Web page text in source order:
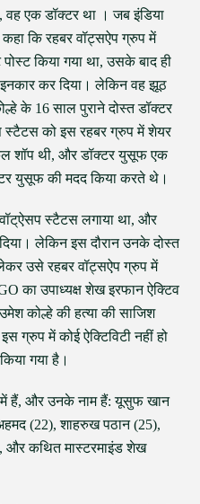
वह एक डॉक्टर था । जब इंडिया
कहा कि रहबर वॉट्सऐप ग्रुप में
किया गया था, उसके बाद ही
कर दिया। लेकिन वह झूठ
के 16 साल पुराने दोस्त डॉक्टर
को इस रहबर ग्रुप में शेयर
शॉप थी, और डॉक्टर युसूफ एक
युसूफ की मदद किया करते थे।
स्टैटस लगाया था, और
लेकिन इस दौरान उनके दोस्त
उसे रहबर वॉट्सऐप ग्रुप में
का उपाध्यक्ष शेख इरफान ऐक्टिव
कोल्हे की हत्या की साजिश
ग्रुप में कोई ऐक्टिविटी नहीं हो
गया है।
में हैं, और उनके नाम हैं: यूसुफ खान
(22), शाहरुख पठान (25),
और कथित मास्टरमाइंड शेख